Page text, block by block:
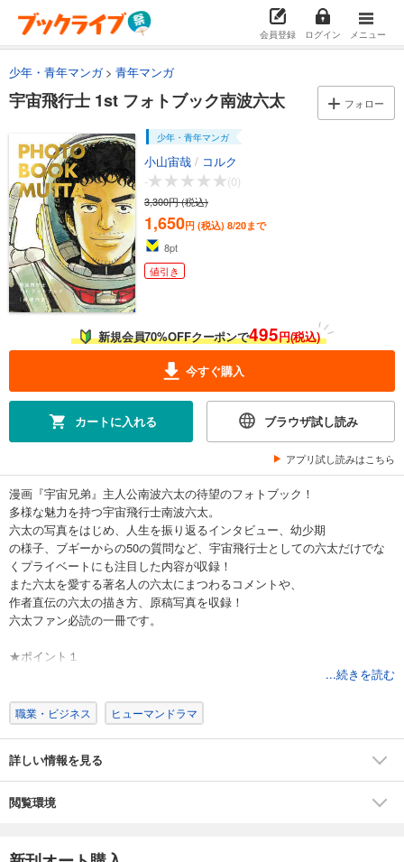
会員登録 ログイン メニュー
少年・青年マンガ 青年マンガ
宇宙飛行士 1st フォトブック南波六太 フォロー
少年・青年マンガ
小山宙哉 / コルク
-
(0)
3,300円 (税込)
1,650円 (税込) 8/20まで
8pt
値引き
新規会員70%OFFクーポンで495円(税込)
今すぐ購入
カートに入れる ブラウザ試し読み
アプリ試し読みはこちら
漫画『宇宙兄弟』主人公南波六太の待望のフォトブック！
多様な魅力を持つ宇宙飛行士南波六太。
六太の写真をはじめ、人生を振り返るインタビュー、幼少期
の様子、ブギーからの50の質問など、宇宙飛行士としての六太だけでな
くプライベートにも注目した内容が収録！
また六太を愛する著名人の六太にまつわるコメントや、
作者直伝の六太の描き方、原稿写真を収録！
六太ファン必読の一冊です。
★ポイント１
六太がインタビューや質問に答え、
幼少期の様子などを公開！
★ポイント２
作者、著名人、読者
が語る「ムッタ」
また六太のことを
...続きを読む
職業・ビジネス ヒューマンドラマ
詳しい情報を見る
閲覧環境